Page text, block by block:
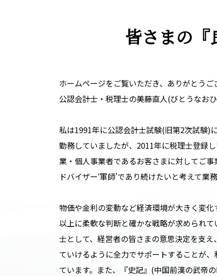
皆さまの
ホームページをご覧いただき、ありがとうご
公認会計士・税理士の美藤直人(びとうなお
私は1991年に公認会計士試験(旧第2次試験)
勤務していましたが、2011年に税理士登録
業・個人事業者であるお客さまに対してご
ドバイザー‘軍師’であり続けたいと考えて業
物価や金利の変動など経済環境が大きく変
以上に柔軟な判断と確かな戦略が求められ
士として、経営者の皆さまの意思決定を支
ていけるように全力でサポートすることが
ています。また、『史記』(中国前漢の武帝